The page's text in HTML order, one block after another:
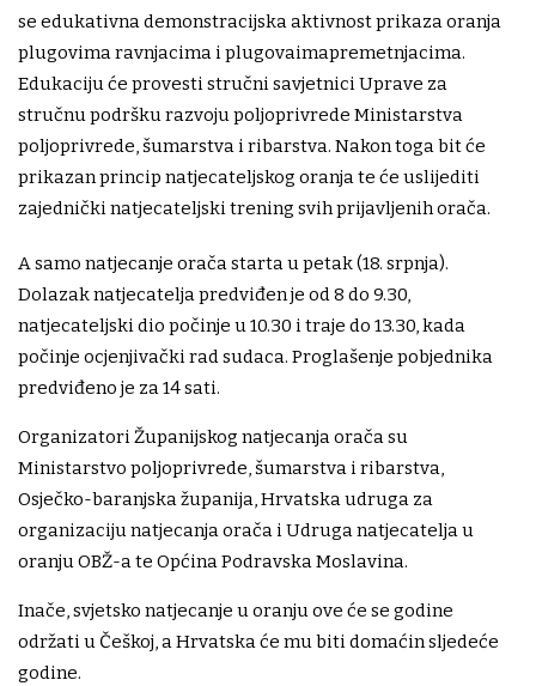
se edukativna demonstracijska aktivnost prikaza oranja
plugovima ravnjacima i plugovaimapremetnjacima.
Edukaciju će provesti stručni savjetnici Uprave za
stručnu podršku razvoju poljoprivrede Ministarstva
poljoprivrede, šumarstva i ribarstva. Nakon toga bit će
prikazan princip natjecateljskog oranja te će uslijediti
zajednički natjecateljski trening svih prijavljenih orača.
A samo natjecanje orača starta u petak (18. srpnja).
Dolazak natjecatelja predviđen je od 8 do 9.30,
natjecateljski dio počinje u 10.30 i traje do 13.30, kada
počinje ocjenjivački rad sudaca. Proglašenje pobjednika
predviđeno je za 14 sati.
Organizatori Županijskog natjecanja orača su
Ministarstvo poljoprivrede, šumarstva i ribarstva,
Osječko-baranjska županija, Hrvatska udruga za
organizaciju natjecanja orača i Udruga natjecatelja u
oranju OBŽ-a te Općina Podravska Moslavina.
Inače, svjetsko natjecanje u oranju ove će se godine
održati u Češkoj, a Hrvatska će mu biti domaćin sljedeće
godine.